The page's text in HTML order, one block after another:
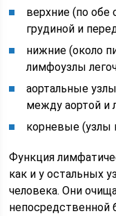
верхние (по
грудиной и
нижние (около
лимфоузлы
аортальные
между аортой и
корневые (узлы
Функция
как и у остальных
человека. Они
непосредственной